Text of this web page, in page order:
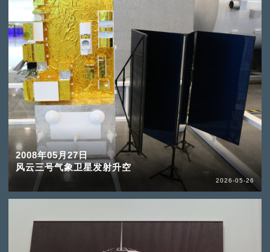
2008年05月27日
风云三号气象卫星发射升空
2026-05-26